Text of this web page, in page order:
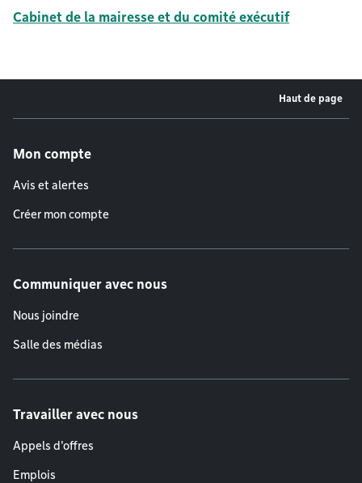
Cabinet de la mairesse et du comité exécutif
Haut de page
Mon compte
Avis et alertes
Créer mon compte
Communiquer avec nous
Nous joindre
Salle des médias
Travailler avec nous
Appels d'offres
Emplois